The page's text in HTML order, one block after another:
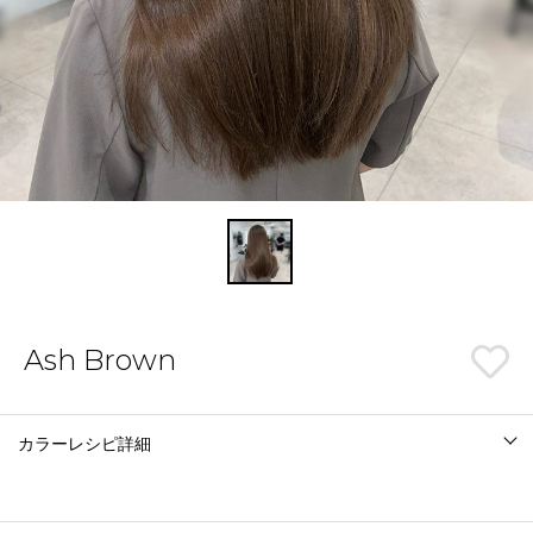
Ash Brown
カラーレシピ詳細